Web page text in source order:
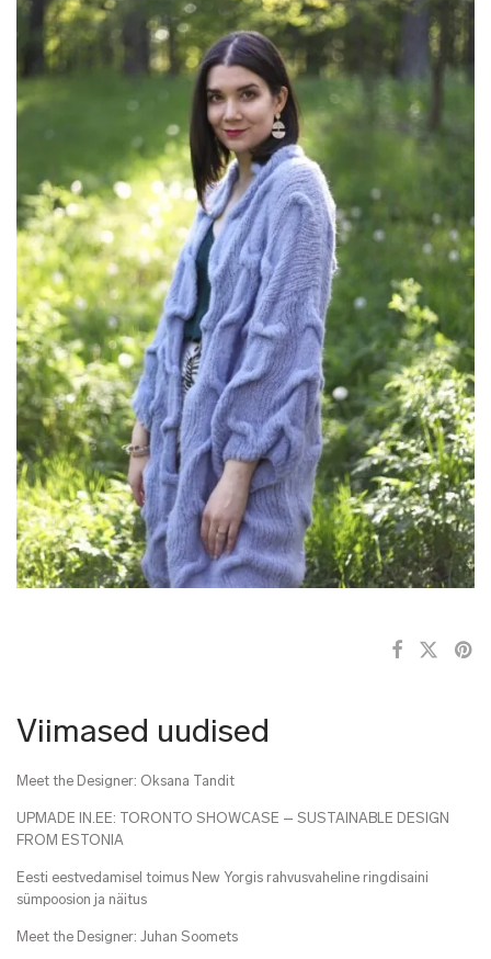
Viimased uudised
Meet the Designer: Oksana Tandit
UPMADE IN.EE: TORONTO SHOWCASE – SUSTAINABLE DESIGN
FROM ESTONIA
Eesti eestvedamisel toimus New Yorgis rahvusvaheline ringdisaini
sümpoosion ja näitus
Meet the Designer: Juhan Soomets